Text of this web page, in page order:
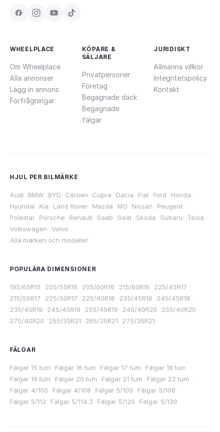
WHEELPLACE
Om Wheelplace
Alla annonser
Lägg in annons
Förfrågningar
KÖPARE &
SÄLJARE
Privatpersoner
Företag
Begagnade däck
Begagnade
fälgar
JURIDISKT
Allmänna villkor
Integritetspolicy
Kontakt
HJUL PER BILMÄRKE
Audi ·BMW ·BYD ·Citroen ·Cupra ·Dacia ·Fiat ·Ford ·Honda ·
Hyundai ·Kia ·Land Rover ·Mazda ·MG ·Nissan ·Peugeot ·
Polestar ·Porsche ·Renault ·Saab ·Seat ·Skoda ·Subaru ·Tesla ·
Volkswagen ·Volvo
Alla märken och modeller
POPULÄRA DIMENSIONER
195/65R15 ·205/55R16 ·205/60R16 ·215/60R16 ·225/45R17 ·
215/55R17 ·225/50R17 ·225/40R18 ·235/45R18 ·245/45R18 ·
235/45R19 ·245/45R19 ·255/45R19 ·245/40R20 ·255/40R20 ·
275/40R20 ·255/35R21 ·265/35R21 ·275/35R21
FÄLGAR
Fälgar 15 tum ·Fälgar 16 tum ·Fälgar 17 tum ·Fälgar 18 tum ·
Fälgar 19 tum ·Fälgar 20 tum ·Fälgar 21 tum ·Fälgar 22 tum ·
Fälgar 4/100 ·Fälgar 4/108 ·Fälgar 5/100 ·Fälgar 5/108 ·
Fälgar 5/112 ·Fälgar 5/114.3 ·Fälgar 5/120 ·Fälgar 5/130